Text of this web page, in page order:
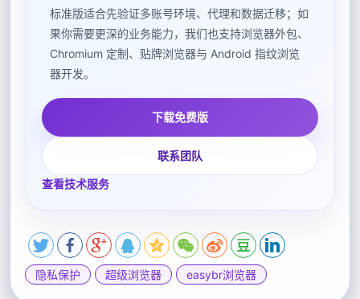
标准版适合先验证多账号环境、代理和数据迁移；如
果你需要更深的业务能力，我们也支持浏览器外包、
Chromium 定制、贴牌浏览器与 Android 指纹浏览
器开发。
下载免费版
联系团队
查看技术服务
隐私保护 超级浏览器 easybr浏览器